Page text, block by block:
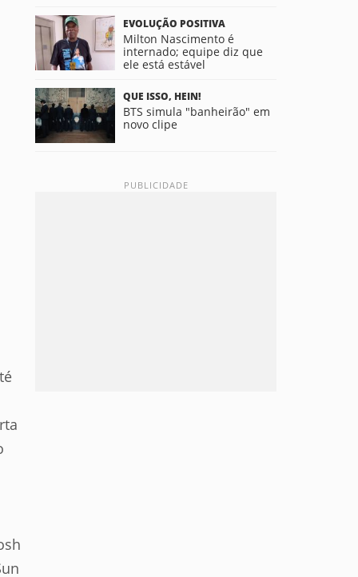
EVOLUÇÃO POSITIVA
Milton Nascimento é
internado; equipe diz que
ele está estável
QUE ISSO, HEIN!
BTS simula "banheirão" em
novo clipe